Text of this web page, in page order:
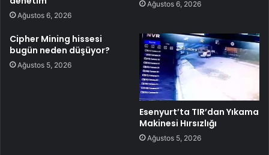
Ağustos 6, 2026
Ağustos 6, 2026
Cipher Mining hissesi
bugün neden düşüyor?
Ağustos 5, 2026
Esenyurt’ta TIR’dan Yıkama
Makinesi Hırsızlığı
Ağustos 5, 2026